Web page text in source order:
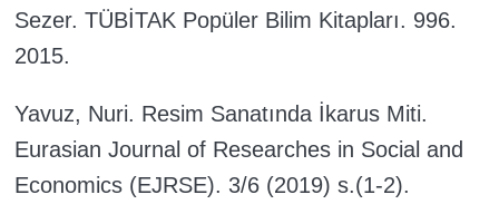
Sezer. TÜBİTAK Popüler Bilim Kitapları. 996.
2015.
Yavuz, Nuri. Resim Sanatında İkarus Miti.
Eurasian Journal of Researches in Social and
Economics (EJRSE). 3/6 (2019) s.(1-2).